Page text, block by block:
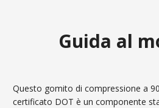
Guida al
Questo gomito di compressione a
certificato DOT è un componente